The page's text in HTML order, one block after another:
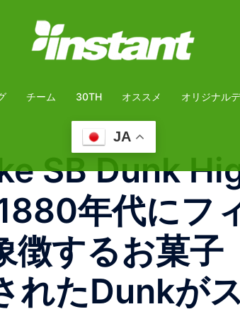
チーム 30TH オススメ オリジナル
JA
SB Dunk
年代にフ
するお菓子
れたDunkが